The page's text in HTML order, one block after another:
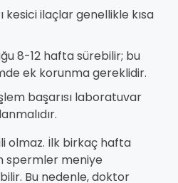
kesici ilaçlar genellikle kısa
8-12 hafta sürebilir; bu
ek korunma gereklidir.
başarısı laboratuvar
olmaz. İlk birkaç hafta
spermler meniye
Bu nedenle, doktor